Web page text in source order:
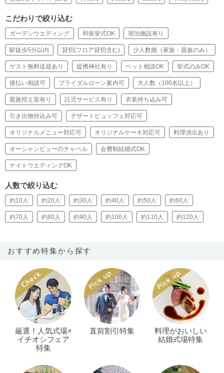
こだわりで絞り込む
ガーデンウエディング 和装挙式OK 宿泊施設有り
駅徒歩5分以内 貸切(フロア貸切含む) 少人数婚（家族・親族のみ）
ゲスト無料送迎あり 提携神社有り ペット相談OK 挙式のみOK
後払い相談可 ブライダルローン案内可 大人数（100名以上）
親族控え室有り 託児サービス有り 衣装持ち込み可
引き出物持込み可 デザートビュッフェ対応可
オリジナルメニュー対応可 オリジナルケーキ対応可 料理演出あり
オーシャンビューのチャペル 会費制結婚式OK
ナイトウエディングOK
人数で絞り込む
約10人 約20人 約30人 約40人 約50人 約60人
約70人 約80人 約90人 約100人 約110人 約120人
おすすめ特集から探す
厳選！人気式場×
イチオシフェア
特集
直前割引特集
料理がおいしい
結婚式場特集